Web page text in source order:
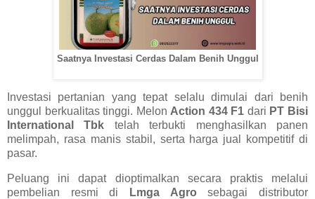
Saatnya Investasi Cerdas Dalam Benih Unggul
Investasi pertanian yang tepat selalu dimulai dari benih
unggul berkualitas tinggi. MelonAction 434 F1 dari PT Bisi
International Tbk telah terbukti menghasilkan panen
melimpah, rasa manis stabil, serta harga jual kompetitif di
pasar.
Peluang ini dapat dioptimalkan secara praktis melalui
pembelian resmi di
Lmga Agro sebagai distributor